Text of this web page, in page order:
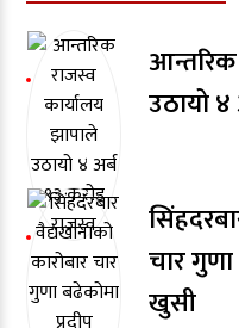
आन्तरिक
उठायो
चार
खुसी